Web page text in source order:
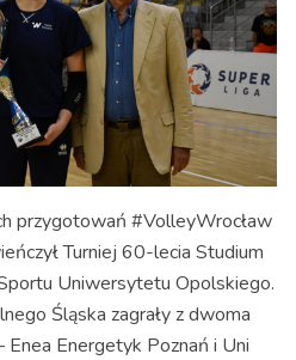
przygotowań #VolleyWrocław
Turniej 60-lecia Studium
Uniwersytetu Opolskiego.
Śląska zagrały z dwoma
Enea Energetyk Poznań i Uni